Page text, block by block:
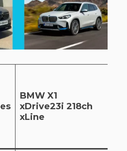
BMW X1
xDrive23i 218ch
xLine